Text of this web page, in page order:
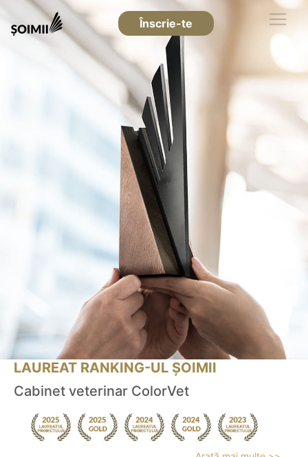
Înscrie-te
LAUREAT RANKING-UL ȘOIMII
Cabinet veterinar ColorVet